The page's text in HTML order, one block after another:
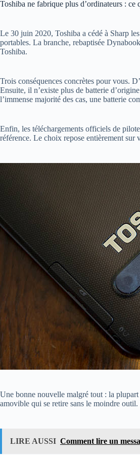
Toshiba ne fabrique plus d’ordinateurs : ce
Le 30 juin 2020, Toshiba a cédé à Sharp
portables. La branche, rebaptisée
Toshiba.
Trois conséquences concrètes pour vous.
Ensuite, il n’existe plus de batterie
l’immense majorité des cas, une batterie
Enfin, les téléchargements officiels de
référence. Le choix repose entièrement sur
Une bonne nouvelle malgré tout : la
amovible qui se retire sans le moindre
LIRE AUSSI Comment lire un